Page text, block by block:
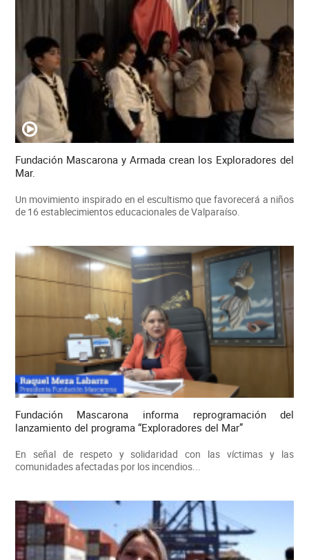
Fundación Mascarona y Armada crean los Exploradores del
Mar.
Un movimiento inspirado en el escultismo que favorecerá a niños
de 16 establecimientos educacionales de Valparaíso.
Fundación Mascarona informa reprogramación del
lanzamiento del programa “Exploradores del Mar”
En señal de respeto y solidaridad con las víctimas y las
comunidades afectadas por los incendios...